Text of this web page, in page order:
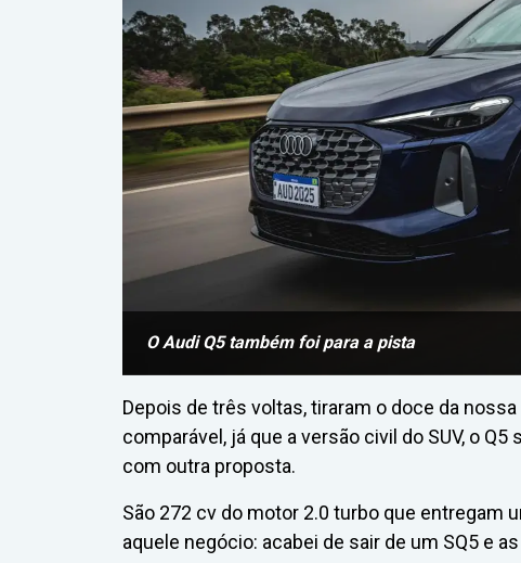
O Audi Q5 também foi para a pista
Depois de três voltas, tiraram o doce da
comparável, já que a versão civil do SUV, o
com outra proposta.
São 272 cv do motor 2.0 turbo que entregam
aquele negócio: acabei de sair de um SQ5 e